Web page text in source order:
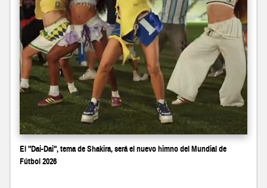
El "Dai-Dai", tema de Shakira, será el nuevo himno del Mundial de
Fútbol 2026